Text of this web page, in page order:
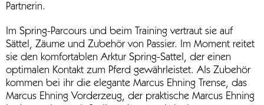
Partnerin.
Im Spring-Parcours und beim Training vertraut sie auf
Sättel, Zäume und Zubehör von Passier. Im Moment reitet
sie den komfortablen Arktur Spring-Sattel, der einen
optimalen Kontakt zum Pferd gewährleistet. Als Zubehör
kommen bei ihr die elegante Marcus Ehning Trense, das
Marcus Ehning Vorderzeug, der praktische Marcus Ehning